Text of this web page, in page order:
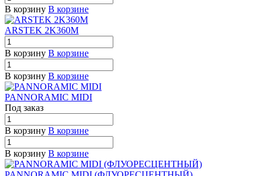
В корзину В корзине
ARSTEK 2K360M
В корзину В корзине
В корзину В корзине
PANNORAMIC MIDI
Под заказ
В корзину В корзине
В корзину В корзине